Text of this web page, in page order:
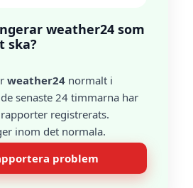
weather24 som
ska?
weather24 normalt i
senaste 24 timmarna har
registrerats.
inom det normala.
problem